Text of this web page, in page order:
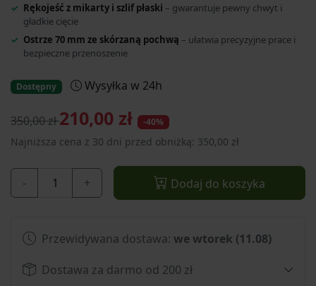
Rękojeść z mikarty i szlif płaski – gwarantuje pewny chwyt i
gładkie cięcie
Ostrze 70 mm ze skórzaną pochwą – ułatwia precyzyjne prace i
bezpieczne przenoszenie
Dostępny Wysyłka w 24h
350,00 zł210,00 zł -40%
Najniższa cena z 30 dni przed obniżką: 350,00 zł
- + Dodaj do koszyka
Przewidywana dostawa: we wtorek (11.08)
Dostawa za darmo od 200 zł